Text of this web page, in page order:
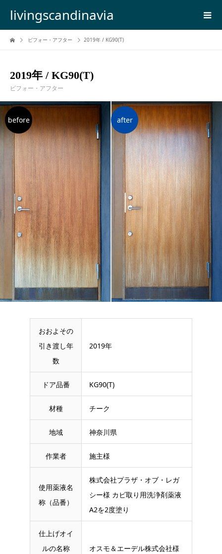
livingscandinavia
ビフォー・アフター 2019年 / KG90(T)
2019年 / KG90(T)
ビフォー・アフター
おおよその
引き渡し年
数
2019年
ドア品番 KG90(T)
材種 チーク
地域 神奈川県
作業者 施主様
使用薬液名
称（品番）
株式会社プラザ・オブ・レガ
シー様 カビ取り用洗浄剤薬液
A2を2度塗り
仕上げオイ
ルの名称
オスモ＆エーデル株式会社様